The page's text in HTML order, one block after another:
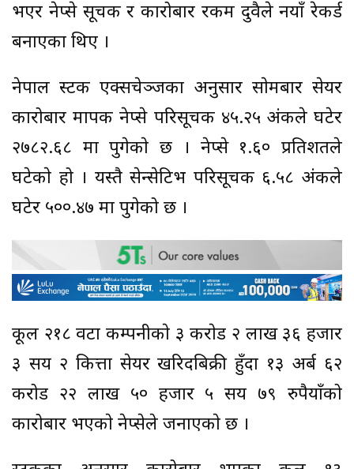
भएर नेप्से सूचक र कारोबार रकम दुवैले नयाँ रेकर्ड
बनाएका थिए ।
नेपाल स्टक एक्सचेञ्जका अनुसार साेमबार सेयर
कारोबार मापक नेप्से परिसूचक ४५.२५ अंकले घटेर
२७८२.६८ मा पुगेकाे छ । नेप्से १.६० प्रतिशतले
घटेकाे हो । यस्तै सेन्सेटिभ परिसूचक ६.५८ अंकले
घटेर ५००.४७ मा पुगेको छ ।
कूल २१८ वटा कम्पनीकाे ३ कराेड २ लाख ३६ हजार
३ सय २ कित्ता सेयर खरिदबिक्री हुँदा १३ अर्ब ६२
करोड २२ लाख ५० हजार ५ सय ७९ रुपैयाँको
कारोबार भएकाे नेप्सेले जनाएकाे छ ।